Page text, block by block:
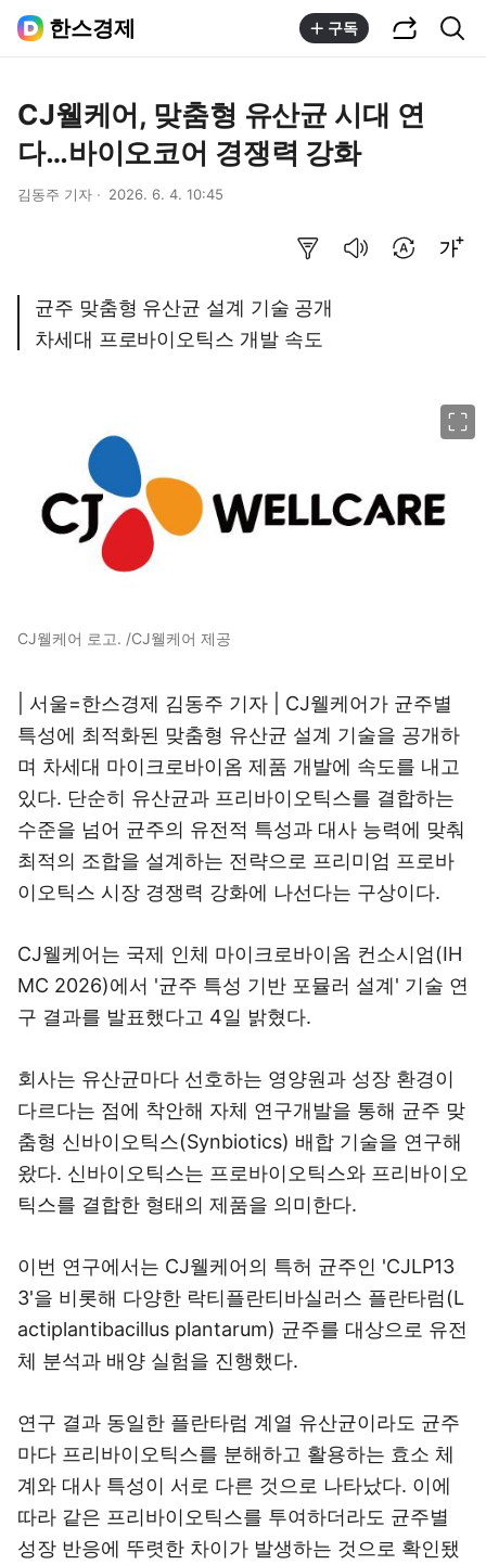
한스경제 구독
CJ웰케어, 맞춤형 유산균 시대 연
다…바이오코어 경쟁력 강화
김동주 기자 2026. 6. 4. 10:45
균주 맞춤형 유산균 설계 기술 공개
차세대 프로바이오틱스 개발 속도
CJ웰케어 로고. /CJ웰케어 제공
| 서울=한스경제 김동주 기자 | CJ웰케어가 균주별
특성에 최적화된 맞춤형 유산균 설계 기술을 공개하
며 차세대 마이크로바이옴 제품 개발에 속도를 내고
있다. 단순히 유산균과 프리바이오틱스를 결합하는
수준을 넘어 균주의 유전적 특성과 대사 능력에 맞춰
최적의 조합을 설계하는 전략으로 프리미엄 프로바
이오틱스 시장 경쟁력 강화에 나선다는 구상이다.
CJ웰케어는 국제 인체 마이크로바이옴 컨소시엄(IH
MC 2026)에서 '균주 특성 기반 포뮬러 설계' 기술 연
구 결과를 발표했다고 4일 밝혔다.
회사는 유산균마다 선호하는 영양원과 성장 환경이
다르다는 점에 착안해 자체 연구개발을 통해 균주 맞
춤형 신바이오틱스(Synbiotics) 배합 기술을 연구해
왔다. 신바이오틱스는 프로바이오틱스와 프리바이오
틱스를 결합한 형태의 제품을 의미한다.
이번 연구에서는 CJ웰케어의 특허 균주인 'CJLP13
3'을 비롯해 다양한 락티플란티바실러스 플란타럼(L
actiplantibacillus plantarum) 균주를 대상으로 유전
체 분석과 배양 실험을 진행했다.
연구 결과 동일한 플란타럼 계열 유산균이라도 균주
마다 프리바이오틱스를 분해하고 활용하는 효소 체
계와 대사 특성이 서로 다른 것으로 나타났다. 이에
따라 같은 프리바이오틱스를 투여하더라도 균주별
성장 반응에 뚜렷한 차이가 발생하는 것으로 확인됐